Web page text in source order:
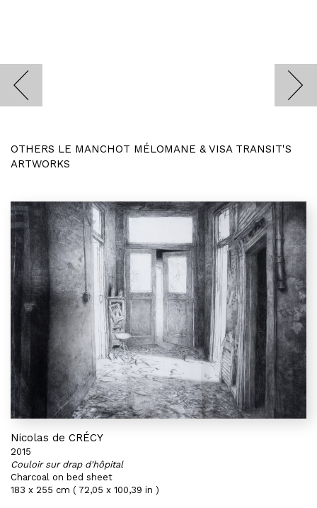
OTHERS LE MANCHOT MÉLOMANE & VISA TRANSIT'S
ARTWORKS
Nicolas de CRÉCY
2015
Couloir sur drap d'hôpital
Charcoal on bed sheet
183 x 255 cm ( 72,05 x 100,39 in )